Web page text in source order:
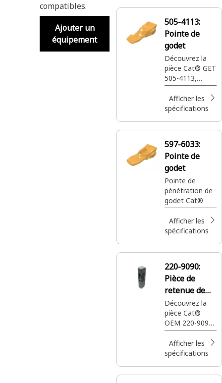
compatibles.
Ajouter un
équipement
pénétrer les
efficacement
que la lame
plate dentelée
pour les travaux
de nivellement
et de finition de
précision.
505-4113:
Pointe de
godet
Découvrez la
pièce Cat® GET
505-4113,
pointe de godet
de pelle
hydraulique
Plus Advansys™
équipements
d’excavation et
de creusement
de tranchées.
Afficher les
spécifications
597-6033:
Pointe de
godet
Pointe de
pénétration de
godet Cat®
Afficher les
spécifications
220-9090:
Pièce de
retenue de
pointe
Série K
Découvrez la
pièce Cat®
OEM 220-9090,
pièce de
retenue de
pointe de dent
K80/90/100
Afficher les
spécifications